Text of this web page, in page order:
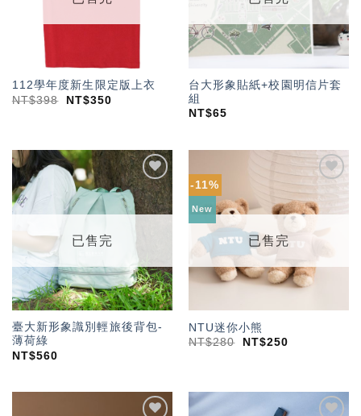
112學年度新生限定版上衣
NT$398 NT$350
台大形象貼紙+校園明信片套
組
NT$65
加入
「願
望輕
已售完
臺大新形象識別輕旅後背包-
薄荷綠
NT$560
-11%
New
望輕
已售完
NTU迷你小熊
NT$280 NT$250